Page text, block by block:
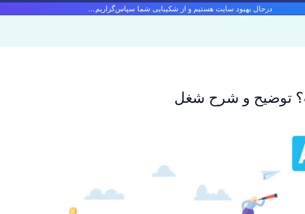
درحال بهبود سایت هستیم و از شکیبایی شما سپاس‌گزاریم…
توضیح و شرح شغل